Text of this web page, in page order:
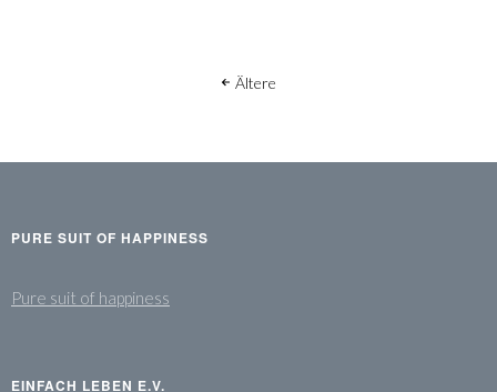
Ältere
PURE SUIT OF HAPPINESS
Pure suit of happiness
EINFACH LEBEN E.V.